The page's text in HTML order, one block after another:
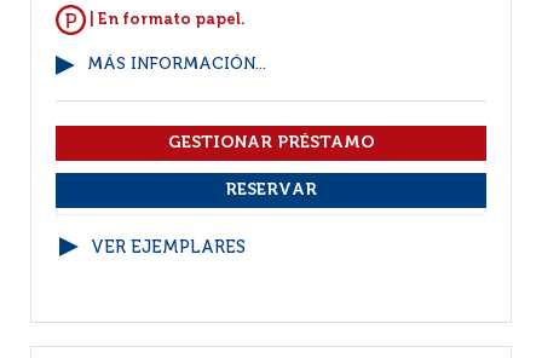
| En formato papel.
MÁS INFORMACIÓN...
VER EJEMPLARES